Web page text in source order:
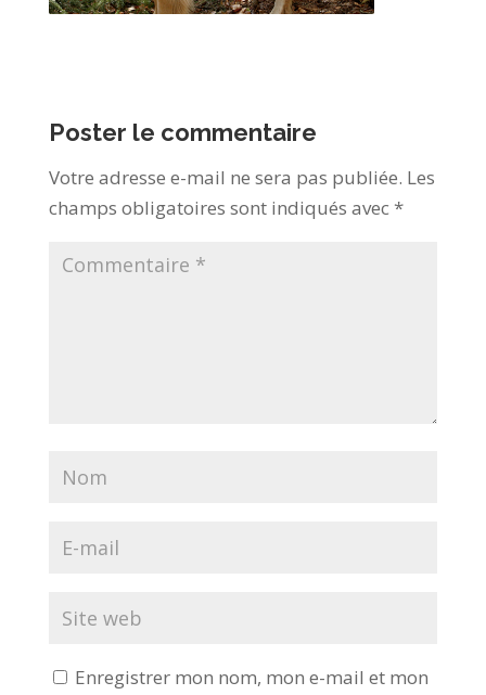
Poster le commentaire
Votre adresse e-mail ne sera pas publiée. Les
champs obligatoires sont indiqués avec *
Enregistrer mon nom, mon e-mail et mon